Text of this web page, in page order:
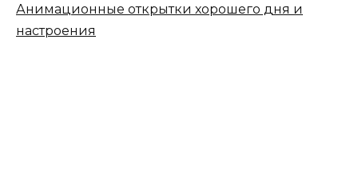
Анимационные открытки хорошего дня и
настроения